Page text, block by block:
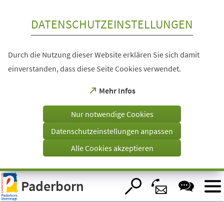
Visuelle
Assistenzsoftware
öffnen.
DATENSCHUTZEINSTELLUNGEN
Durch die Nutzung dieser Website erklären Sie sich damit
einverstanden, dass diese Seite Cookies verwendet.
Mehr Infos
(Öffnet
einem
Tab)
Nur notwendige Cookies
Datenschutzeinstellungen anpassen
Alle Cookies akzeptieren
Paderborn